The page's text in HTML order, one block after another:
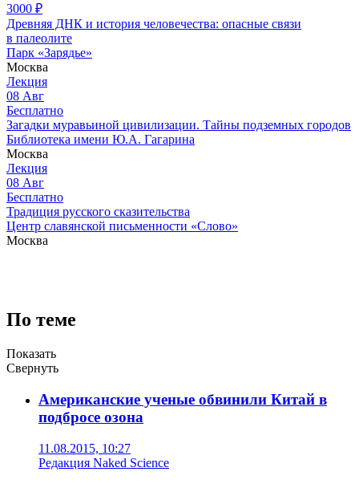
3000 ₽
Древняя ДНК и история человечества: опасные связи
в палеолите
Парк «Зарядье»
Москва
Лекция
08 Авг
Бесплатно
Загадки муравьиной цивилизации. Тайны подземных городов
Библиотека имени Ю.А. Гагарина
Москва
Лекция
08 Авг
Бесплатно
Традиция русского сказительства
Центр славянской письменности «Слово»
Москва
По теме
Показать
Свернуть
Американские ученые обвинили Китай в
подбросе озона
11.08.2015, 10:27
Редакция Naked Science